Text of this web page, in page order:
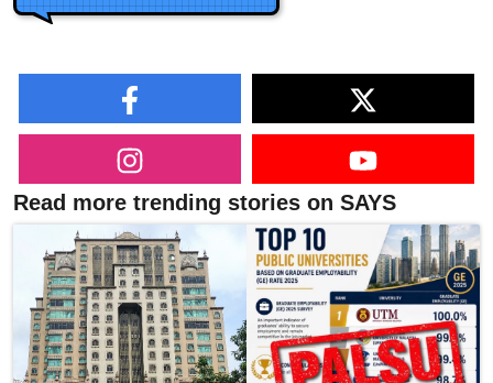
Read more trending stories on SAYS